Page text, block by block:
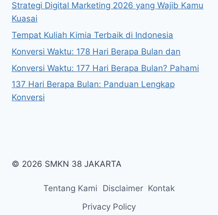
Strategi Digital Marketing 2026 yang Wajib Kamu
Kuasai
Tempat Kuliah Kimia Terbaik di Indonesia
Konversi Waktu: 178 Hari Berapa Bulan dan
Konversi Waktu: 177 Hari Berapa Bulan? Pahami
137 Hari Berapa Bulan: Panduan Lengkap
Konversi
© 2026 SMKN 38 JAKARTA
Tentang Kami Disclaimer Kontak
Privacy Policy